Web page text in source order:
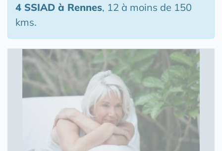
4 SSIAD à Rennes, 12 à moins de 150
kms.